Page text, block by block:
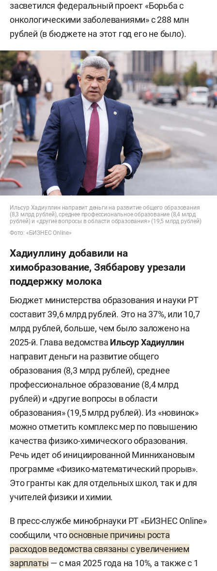
засветился федеральный проект «Борьба с
онкологическими заболеваниями» с 288 млн
рублей (в бюджете на этот год его не было).
Ильсур Хадиуллин направит деньги на развитие общего образования
(8,3 млрд рублей), среднее профессиональное образование (8,4 млрд
рублей) и «другие вопросы в области образования» (19,5 млрд рублей)
Фото: «БИЗНЕС Online»
Хадиуллину добавили на
химобразование, Зяббарову урезали
поддержку молока
Бюджет министерства образования и науки РТ
составит 39,6 млрд рублей. Это на 37%, или 10,7
млрд рублей, больше, чем было заложено на
2025-й. Глава ведомства Ильсур Хадиуллин
направит деньги на развитие общего
образования (8,3 млрд рублей), среднее
профессиональное образование (8,4 млрд
рублей) и «другие вопросы в области
образования» (19,5 млрд рублей). Из «новинок»
можно отметить комплекс мер по повышению
качества физико-химического образования.
Речь идет об инициированной Миннихановым
программе «Физико-математический прорыв».
Это гранты как для отдельных школ, так и для
учителей физики и химии.
В пресс-службе минобрнауки РТ «БИЗНЕС Online»
сообщили, чтоосновные причины роста
расходов ведомства связаны с увеличением
зарплаты — с мая 2025 года на 10%, а также с 1